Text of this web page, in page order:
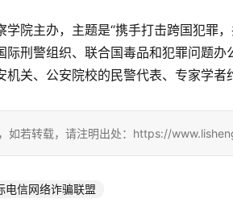
学院主办，主题是“携手打击跨国犯罪
际刑警组织、联合国毒品和犯罪问题
关、公安院校的民警代表、专家学者
如若转载，请注明出处：https://
电信网络诈骗联盟